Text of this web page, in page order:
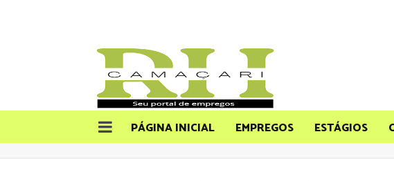
PÁGINA INICIAL EMPREGOS ESTÁGIOS